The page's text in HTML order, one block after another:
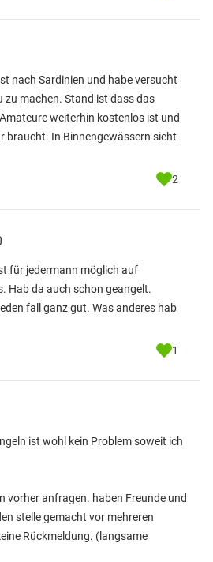
nach Sardinien und habe versucht
zu machen. Stand ist dass das
weiterhin kostenlos ist und
braucht. In Binnengewässern sieht
2
für jedermann möglich auf
Hab da auch schon geangelt.
fall ganz gut. Was anderes hab
1
ist wohl kein Problem soweit ich
vorher anfragen. haben Freunde und
stelle gemacht vor mehreren
Rückmeldung. (langsame